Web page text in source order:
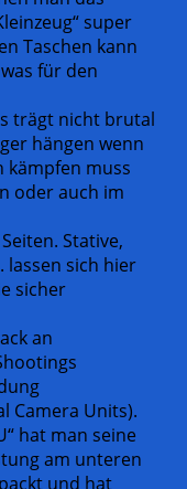
super
Taschen kann
für den
trägt nicht brutal
hängen wenn
kämpfen muss
oder auch im
Stative,
lassen sich hier
sicher
an
Camera Units).
hat man seine
am unteren
und hat